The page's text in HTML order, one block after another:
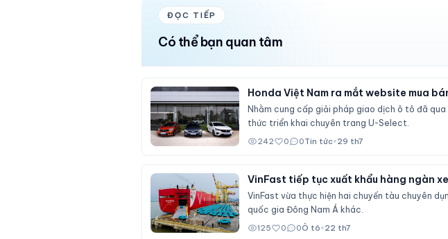
ĐỌC TIẾP
Có thể bạn quan tâm
Honda Việt Nam ra mắt website mua
Nhằm cung cấp giải pháp giao dịch ô tô đã
thức triển khai chuyên trang U-Select.
242 0 0Tin tức•29 th7
VinFast tiếp tục xuất khẩu hàng ngàn
VinFast vừa thực hiện hai chuyến tàu chuyên
quốc gia Đông Nam Á khác.
125 0 0Ô tô•22 th7